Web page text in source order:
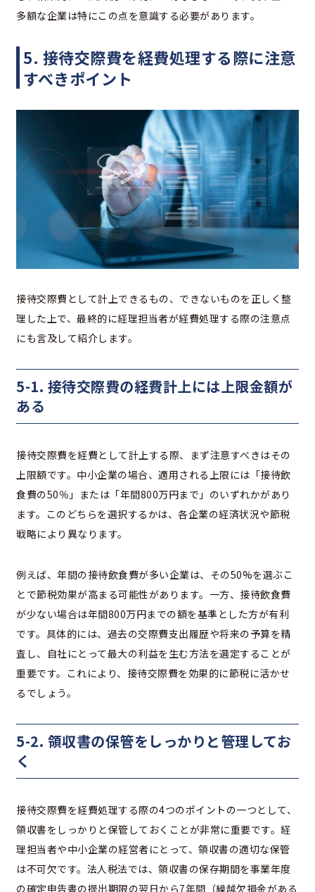
多額な企業は特にこの点を意識する必要があります。
5. 接待交際費を経費処理する際に注意
すべきポイント
接待交際費として計上できるもの、できないものを正しく整
理した上で、最終的に経理担当者が経費処理する際の注意点
にも言及して紹介します。
5-1. 接待交際費の経費計上には上限金額が
ある
接待交際費を経費として計上する際、まず注意すべきはその
上限額です。中小企業の場合、適用される上限には「接待飲
食費の50％」または「年間800万円まで」のいずれかがあり
ます。このどちらを選択するかは、各企業の経済状況や節税
戦略により異なります。
例えば、年間の接待飲食費が多い企業は、その50%を選ぶこ
とで節税効果が高まる可能性があります。一方、接待飲食費
が少ない場合は年間800万円までの額を基準とした方が有利
です。具体的には、過去の交際費支出履歴や将来の予算を精
査し、自社にとって最大の利益を生む方法を選定することが
重要です。これにより、接待交際費を効果的に節税に活かせ
るでしょう。
5-2. 領収書の保管をしっかりと管理してお
く
接待交際費を経費処理する際の4つのポイントの一つとして、
領収書をしっかりと保管しておくことが非常に重要です。経
理担当者や中小企業の経営者にとって、領収書の適切な保管
は不可欠です。法人税法では、領収書の保存期間を事業年度
の確定申告書の提出期限の翌日から7年間（繰越欠損金がある